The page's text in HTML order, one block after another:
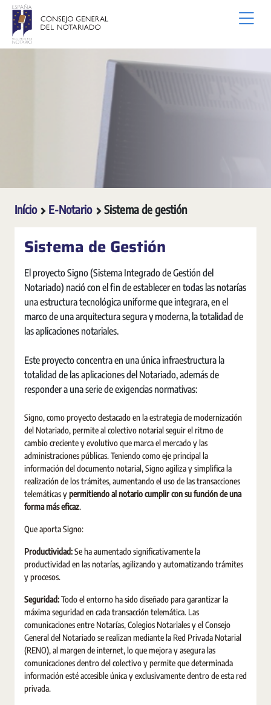
Pular para o Conteúdo principal
Início E-Notario Sistema de gestión
Sistema de Gestión
El proyecto Signo (Sistema Integrado de Gestión del
Notariado) nació con el fin de establecer en todas las notarías
una estructura tecnológica uniforme que integrara, en el
marco de una arquitectura segura y moderna, la totalidad de
las aplicaciones notariales.
Este proyecto concentra en una única infraestructura la
totalidad de las aplicaciones del Notariado, además de
responder a una serie de exigencias normativas:
Signo, como proyecto destacado en la estrategia de modernización
del Notariado, permite al colectivo notarial seguir el ritmo de
cambio creciente y evolutivo que marca el mercado y las
administraciones públicas. Teniendo como eje principal la
información del documento notarial, Signo agiliza y simplifica la
realización de los trámites, aumentando el uso de las transacciones
telemáticas ypermitiendo al notario cumplir con su función de una
forma más eficaz.
Que aporta Signo:
Productividad:Se ha aumentado significativamente la
productividad en las notarías, agilizando y automatizando trámites
y procesos.
Seguridad:Todo el entorno ha sido diseñado para garantizar la
máxima seguridad en cada transacción telemática. Las
comunicaciones entre Notarías, Colegios Notariales y el Consejo
General del Notariado se realizan mediante la Red Privada Notarial
(RENO), al margen de internet, lo que mejora y asegura las
comunicaciones dentro del colectivo y permite que determinada
información esté accesible única y exclusivamente dentro de esta red
privada.